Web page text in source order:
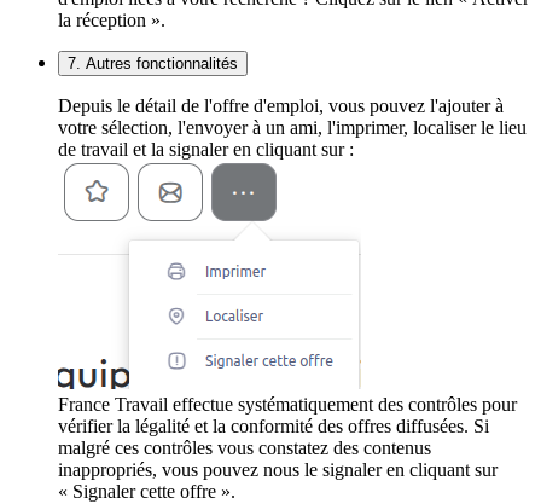
la réception ».
7. Autres fonctionnalités
Depuis le détail de l'offre d'emploi, vous pouvez l'ajouter à
votre sélection, l'envoyer à un ami, l'imprimer, localiser le lieu
de travail et la signaler en cliquant sur :
France Travail effectue systématiquement des contrôles pour
vérifier la légalité et la conformité des offres diffusées. Si
malgré ces contrôles vous constatez des contenus
inappropriés, vous pouvez nous le signaler en cliquant sur
« Signaler cette offre ».